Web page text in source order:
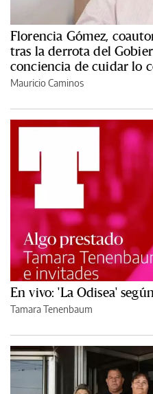
Florencia Gómez,
tras la derrota del
conciencia de cuidar lo
Mauricio Caminos
En vivo: 'La Odisea'
Tamara Tenenbaum